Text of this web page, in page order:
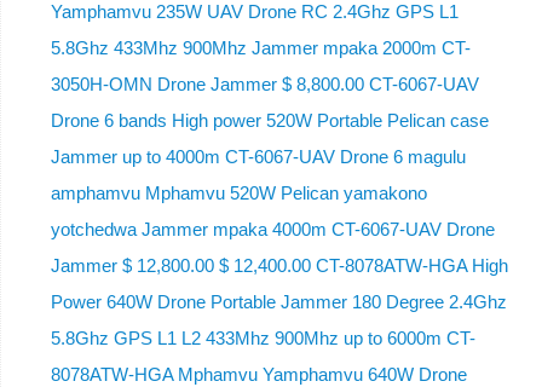
Yamphamvu 235W UAV Drone RC 2.4Ghz GPS L1
5.8Ghz 433Mhz 900Mhz Jammer mpaka 2000m CT-
3050H-OMN Drone Jammer $ 8,800.00 CT-6067-UAV
Drone 6 bands High power 520W Portable Pelican case
Jammer up to 4000m CT-6067-UAV Drone 6 magulu
amphamvu Mphamvu 520W Pelican yamakono
yotchedwa Jammer mpaka 4000m CT-6067-UAV Drone
Jammer $ 12,800.00 $ 12,400.00 CT-8078ATW-HGA High
Power 640W Drone Portable Jammer 180 Degree 2.4Ghz
5.8Ghz GPS L1 L2 433Mhz 900Mhz up to 6000m CT-
8078ATW-HGA Mphamvu Yamphamvu 640W Drone